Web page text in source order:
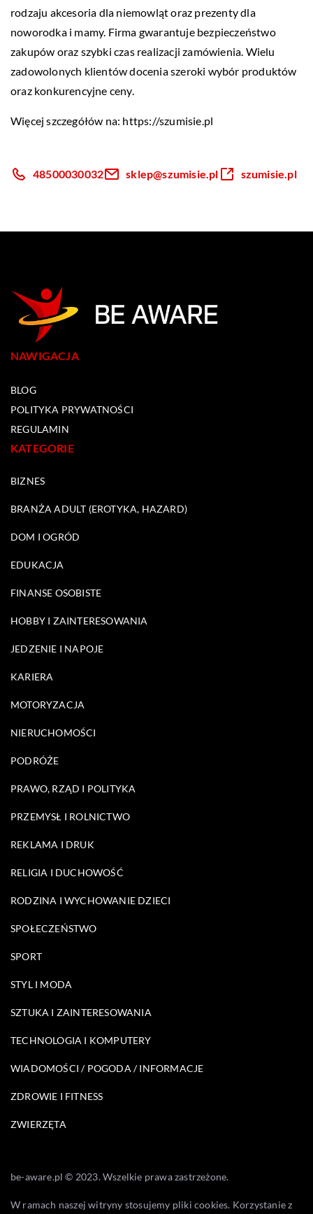
rodzaju akcesoria dla niemowląt oraz prezenty dla
noworodka i mamy. Firma gwarantuje bezpieczeństwo
zakupów oraz szybki czas realizacji zamówienia. Wielu
zadowolonych klientów docenia szeroki wybór produktów
oraz konkurencyjne ceny.
Więcej szczegółów na: https://szumisie.pl
48500030032 sklep@szumisie.pl szumisie.pl
NAWIGACJA
BLOG
POLITYKA PRYWATNOŚCI
REGULAMIN
KATEGORIE
BIZNES
BRANŻA ADULT (EROTYKA, HAZARD)
DOM I OGRÓD
EDUKACJA
FINANSE OSOBISTE
HOBBY I ZAINTERESOWANIA
JEDZENIE I NAPOJE
KARIERA
MOTORYZACJA
NIERUCHOMOŚCI
PODRÓŻE
PRAWO, RZĄD I POLITYKA
PRZEMYSŁ I ROLNICTWO
REKLAMA I DRUK
RELIGIA I DUCHOWOŚĆ
RODZINA I WYCHOWANIE DZIECI
SPOŁECZEŃSTWO
SPORT
STYL I MODA
SZTUKA I ZAINTERESOWANIA
TECHNOLOGIA I KOMPUTERY
WIADOMOŚCI / POGODA / INFORMACJE
ZDROWIE I FITNESS
ZWIERZĘTA
be-aware.pl © 2023. Wszelkie prawa zastrzeżone.
W ramach naszej witryny stosujemy pliki cookies. Korzystanie z